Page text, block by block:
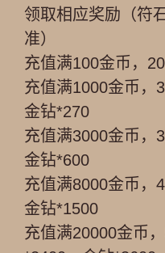
领取相应奖励（符
准）
充值满100金币，
充值满1000金币，
金钻*270
充值满3000金币，
金钻*600
充值满8000金币，
金钻*1500
充值满20000金币